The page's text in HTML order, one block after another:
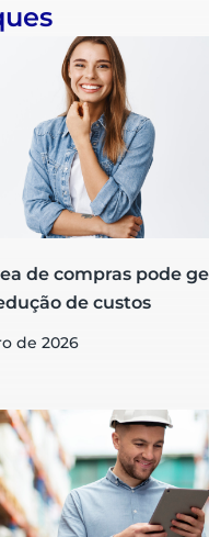
de compras pode
de custos
de 2026